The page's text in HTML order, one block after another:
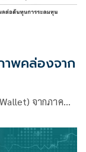
าพคล่องจาก
จากภาค…